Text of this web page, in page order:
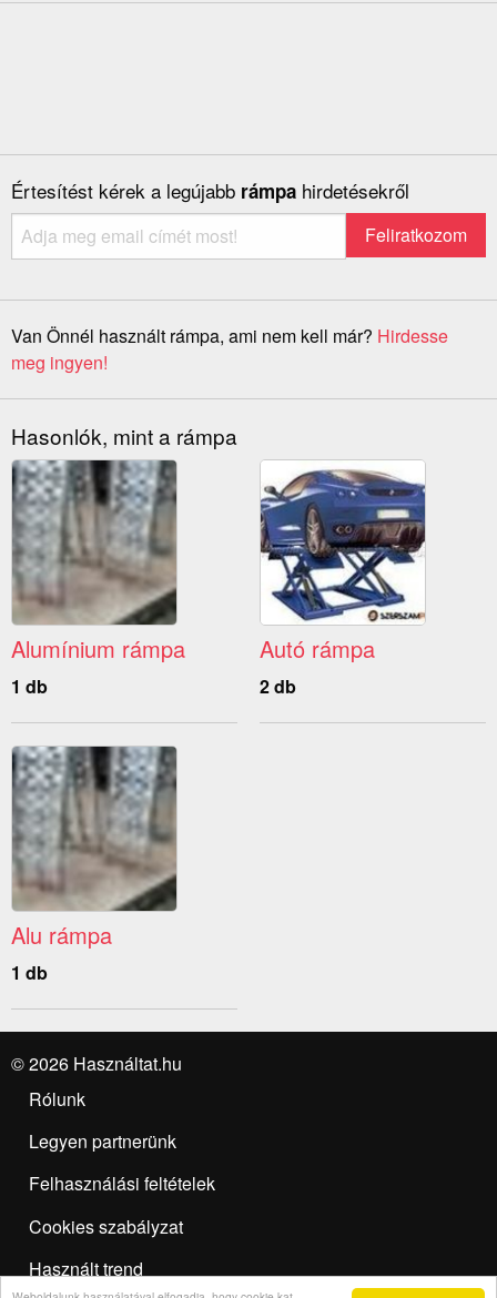
Értesítést kérek a legújabb rámpa hirdetésekről
Van Önnél használt rámpa, ami nem kell már? Hirdesse
meg ingyen!
Hasonlók, mint a rámpa
Alumínium rámpa
1 db
Autó rámpa
2 db
Alu rámpa
1 db
© 2026 Használtat.hu
Rólunk
Legyen partnerünk
Felhasználási feltételek
Cookies szabályzat
Használt trend